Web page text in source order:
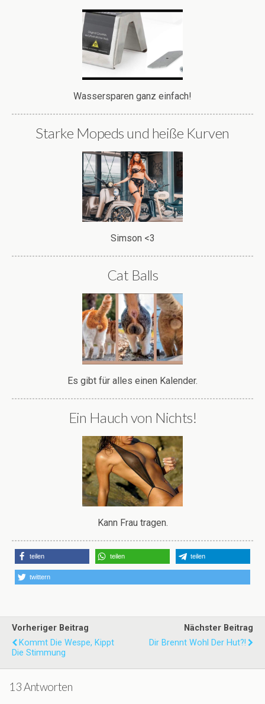
Wassersparen ganz einfach!
Starke Mopeds und heiße Kurven
Simson <3
Cat Balls
Es gibt für alles einen Kalender.
Ein Hauch von Nichts!
Kann Frau tragen.
teilen teilen teilen
twittern
Vorheriger Beitrag
Kommt Die Wespe, Kippt
Die Stimmung
Nächster Beitrag
Dir Brennt Wohl Der Hut?!
13 Antworten